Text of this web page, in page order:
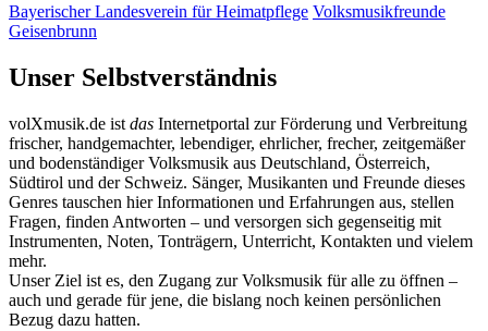
Bayerischer Landesverein für Heimatpflege Volksmusikfreunde
Geisenbrunn
Unser Selbstverständnis
volXmusik.de ist das Internetportal zur Förderung und Verbreitung
frischer, handgemachter, lebendiger, ehrlicher, frecher, zeitgemäßer
und bodenständiger Volksmusik aus Deutschland, Österreich,
Südtirol und der Schweiz. Sänger, Musikanten und Freunde dieses
Genres tauschen hier Informationen und Erfahrungen aus, stellen
Fragen, finden Antworten – und versorgen sich gegenseitig mit
Instrumenten, Noten, Tonträgern, Unterricht, Kontakten und vielem
mehr.
Unser Ziel ist es, den Zugang zur Volksmusik für alle zu öffnen –
auch und gerade für jene, die bislang noch keinen persönlichen
Bezug dazu hatten.